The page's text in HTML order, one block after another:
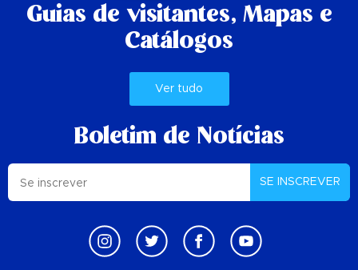
Guias de visitantes, Mapas e
Catálogos
Ver tudo
Boletim de Notícias
SE INSCREVER